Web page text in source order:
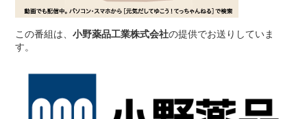
この番組は、小野薬品工業株式会社の提供でお送りしていま
す。